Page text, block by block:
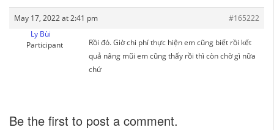
May 17, 2022 at 2:41 pm
#165222
Ly Bùi
Participant
Rồi đó. Giờ chi phí thực hiện em cũng biết rồi kết
quả nâng mũi em cũng thấy rồi thì còn chờ gì nữa
chứ
Be the first to post a comment.